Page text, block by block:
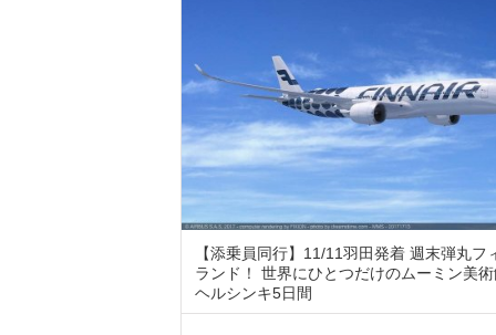
【添乗員同行】11/11羽田発着 週末弾丸フ
ランド！ 世界にひとつだけのムーミン美
ヘルシンキ5日間